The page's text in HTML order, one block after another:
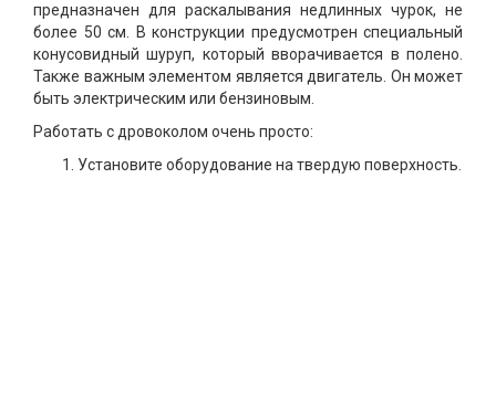
предназначен для раскалывания недлинных чурок, не
более 50 см. В конструкции предусмотрен специальный
конусовидный шуруп, который вворачивается в полено.
Также важным элементом является двигатель. Он может
быть электрическим или бензиновым.
Работать с дровоколом очень просто:
Установите оборудование на твердую поверхность.